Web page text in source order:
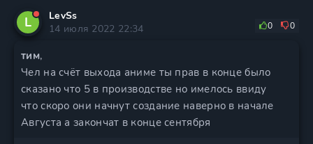
L
LevSs
14 июля 2022 22:34
0 0
тим,
Чел на счёт выхода аниме ты прав в конце было
сказано что 5 в производстве но имелось ввиду
что скоро они начнут создание наверно в начале
Августа а закончат в конце сентября